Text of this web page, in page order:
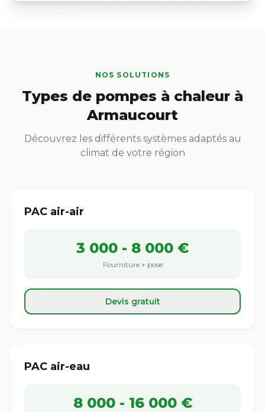
NOS SOLUTIONS
Types de pompes à chaleur à
Armaucourt
Découvrez les différents systèmes adaptés au
climat de votre région
PAC air-air
3 000 - 8 000 €
Fourniture + pose
Devis gratuit
PAC air-eau
8 000 - 16 000 €